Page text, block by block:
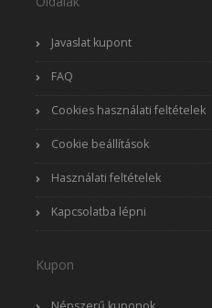
Javaslat kupont
FAQ
Cookies használati feltételek
Cookie beállítások
Használati feltételek
Kapcsolatba lépni
Kupon